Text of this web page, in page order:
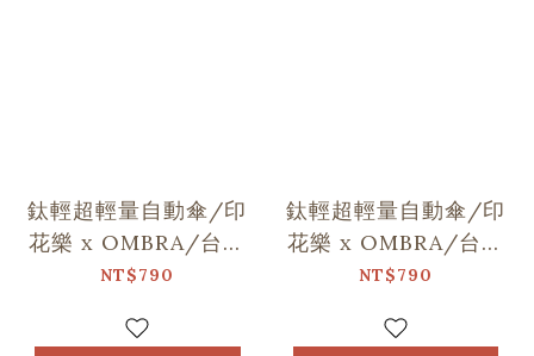
鈦輕超輕量自動傘/印
花樂 x OMBRA/台灣
原生樹/苦楝
NT$790
鈦輕超輕量自動傘/印
花樂 x OMBRA/台灣
原生樹/台灣欒樹
NT$790